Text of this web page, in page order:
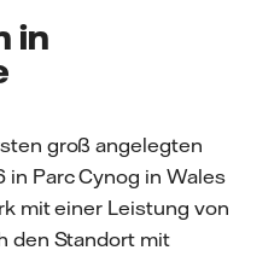
in
groß angelegten
in Parc Cynog in Wales
mit einer Leistung von
den Standort mit